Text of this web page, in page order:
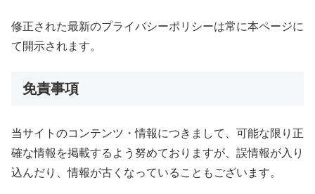
修正された最新のプライバシーポリシーは常に本ページに
て開示されます。
免責事項
当サイトのコンテンツ・情報につきまして、可能な限り正
確な情報を掲載するよう努めておりますが、誤情報が入り
込んだり、情報が古くなっていることもございます。